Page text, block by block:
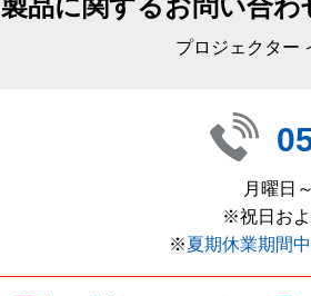
製品に関するお問い合
プロジェクター
月曜日
※祝日お
※夏期休業期間